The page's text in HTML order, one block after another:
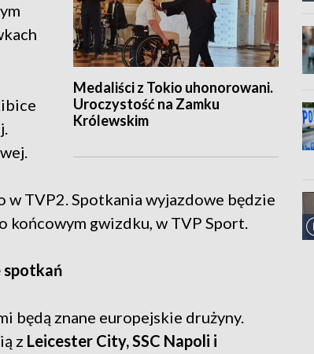
Medaliści z Tokio uhonorowani.
Uroczystość na Zamku
Królewskim
TVP2. Spotkania wyjazdowe będzie
końcowym gwizdku, w TVP Sport.
spotkań
będą znane europejskie drużyny.
z Leicester City, SSC Napoli i